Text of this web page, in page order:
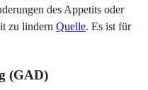
des Appetits oder
zu lindern Quelle. Es ist für
(GAD)